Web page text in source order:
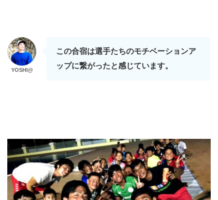
YOSHI@
この合宿は選手たちのモチベーションア
ップに繋がったと感じています。